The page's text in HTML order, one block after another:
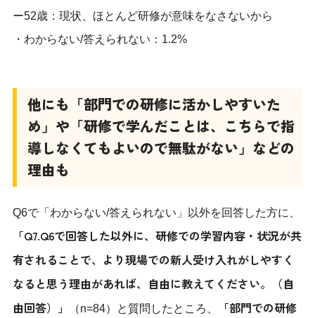
ー52歳：現状、ほとんど研修が意味をなさないから
・わからない/答えられない：1.2%
他にも「部門での研修に活かしやすいた
め」や「研修で学んだことは、こちらで指
導しなくてもよいので無駄がない」などの
理由も
Q6で「わからない/答えられない」以外を回答した方に、
「Q7.Q6で回答した以外に、研修での学習内容・状況が共
有されることで、より現場での新人受け入れがしやすく
なると思う理由があれば、自由に教えてください。（自
由回答）」
（n=84）と質問したところ、
「部門での研修